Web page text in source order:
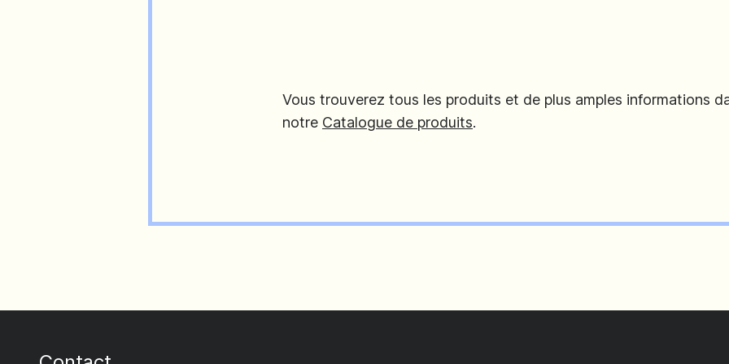
Vous trouverez tous les produits et de plus amples informations
notre Catalogue de produits.